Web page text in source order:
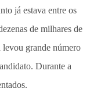
já estava entre os
de milhares de
grande número
Durante a